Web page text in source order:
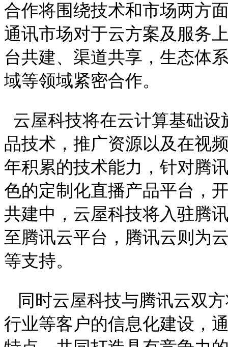
合作将围绕技术和市场两方
通讯市场对于云方案及服务
台共建、渠道共享，生态体
域等领域紧密合作。
云屋科技将在云计算基础
品技术，推广资源以及在视
年积累的技术能力，针对腾
色的定制化直播产品平台，
共建中，云屋科技将入驻腾
至腾讯云平台，腾讯云则为
等支持。
同时云屋科技与腾讯云双
行业等客户的信息化建设，